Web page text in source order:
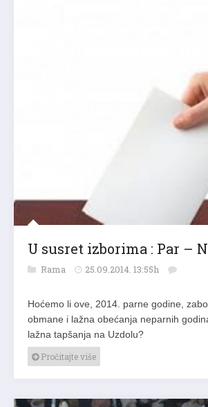
U susret izborima : Par –
Rama 25.09.2014. 13:55h
Hoćemo li ove, 2014. parne godine,
obmane i lažna obećanja neparnih
lažna tapšanja na Uzdolu?
Pročitajte više